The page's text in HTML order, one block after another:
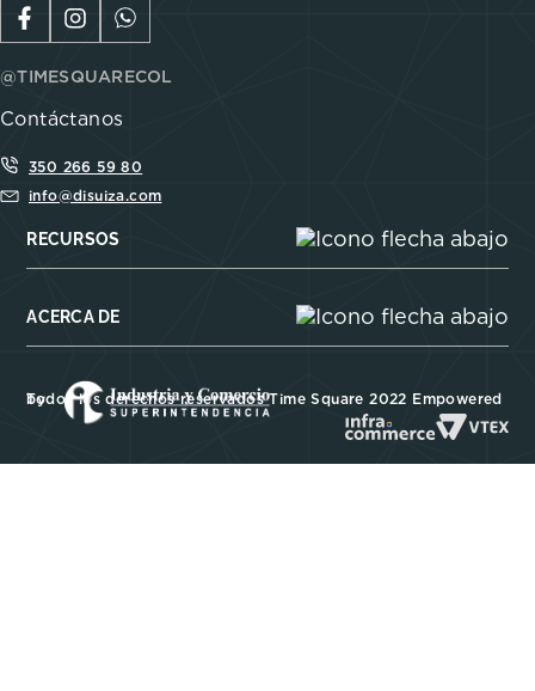
@TIMESQUARECOL
Contáctanos
350 266 59 80
info@disuiza.com
RECURSOS
ACERCA DE
Todos los derechos reservados Time Square 2022 Empowered by